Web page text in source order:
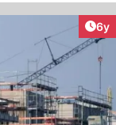
6y